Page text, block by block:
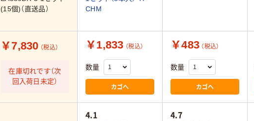
(15個)（直送品）
CHM
￥7,830 （税込）
在庫切れです（次
回入荷日未定）
￥1,833 （税込）
数量
カゴへ
￥483 （税込）
数量
カゴへ
4.1 4.7